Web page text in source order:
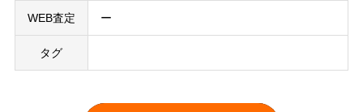
WEB査定 ー
タグ